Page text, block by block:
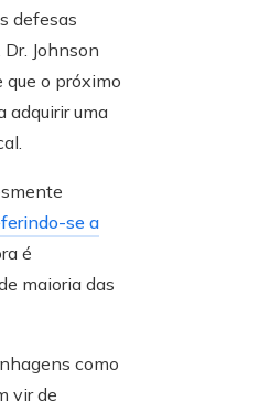
defesas
Johnson
o próximo
adquirir uma
se a
é
maioria das
como
vir de